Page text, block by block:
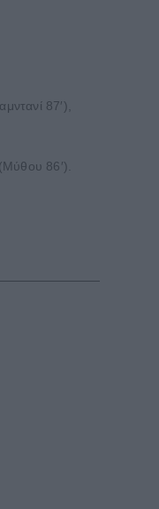
87′),
86′).